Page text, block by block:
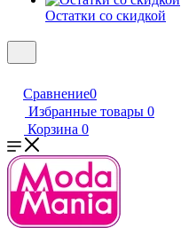
Остатки со скидкой
Сравнение0
Избранные товары 0
Корзина 0